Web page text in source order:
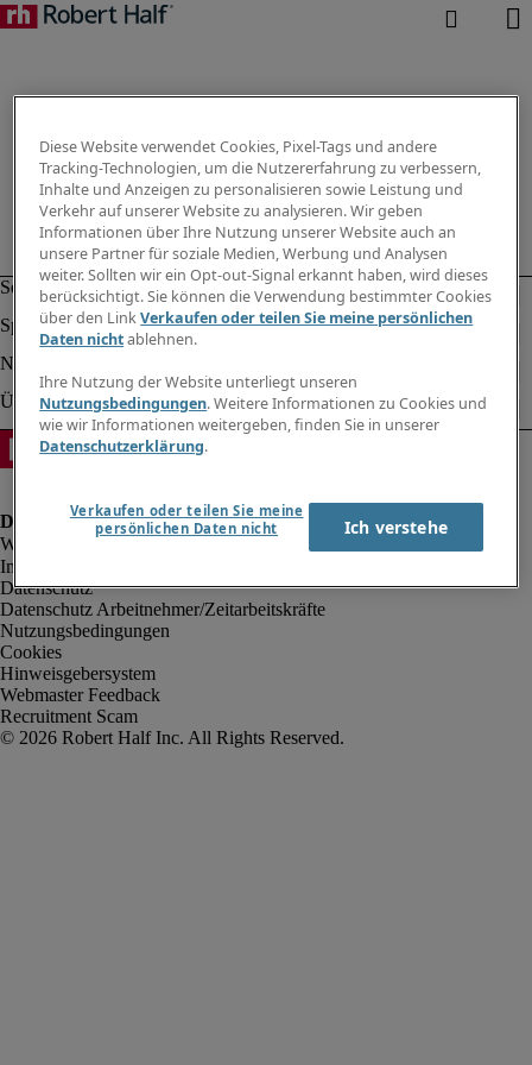
Impressum
Datenschutz
Datenschutz Arbeitnehmer/Zeitarbeitskräfte
Nutzungsbedingungen
Cookies
Hinweisgebersystem
Webmaster Feedback
Recruitment Scam
Diese Website verwendet Cookies, Pixel-Tags und andere
Tracking-Technologien, um die Nutzererfahrung zu verbessern,
Inhalte und Anzeigen zu personalisieren sowie Leistung und
Verkehr auf unserer Website zu analysieren. Wir geben
Informationen über Ihre Nutzung unserer Website auch an
unsere Partner für soziale Medien, Werbung und Analysen
weiter. Sollten wir ein Opt-out-Signal erkannt haben, wird dieses
berücksichtigt. Sie können die Verwendung bestimmter Cookies
über den LinkVerkaufen oder teilen Sie meine persönlichen
Daten nichtablehnen.
Ihre Nutzung der Website unterliegt unseren
Nutzungsbedingungen. Weitere Informationen zu Cookies und
wie wir Informationen weitergeben, finden Sie in unserer
Datenschutzerklärung.
Verkaufen oder teilen Sie meine
persönlichen Daten nicht
Ich verstehe